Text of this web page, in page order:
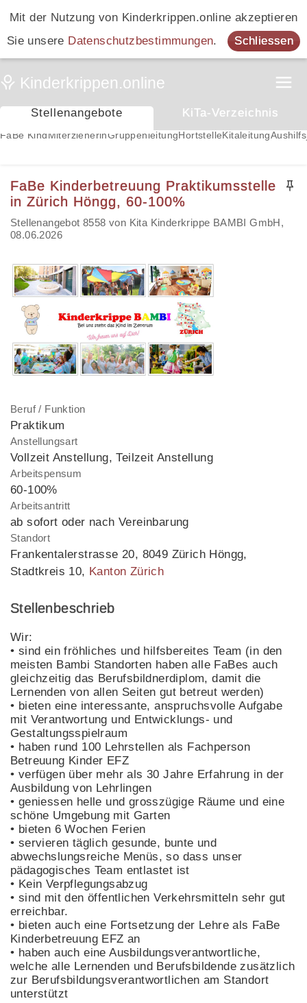
Mit der Nutzung von Kinderkrippen.online akzeptieren
Sie unsere Datenschutzbestimmungen. Schliessen
Stellenangebote KiTa-Verzeichnis
FaBe Kind MiterzieherinGruppenleitung Hortstelle Kitaleitung
FaBe Kinderbetreuung Praktikumsstelle
in Zürich Höngg, 60-100%
Stellenangebot 8558 von Kita Kinderkrippe BAMBI GmbH,
08.06.2026
Beruf / Funktion
Praktikum
Anstellungsart
Vollzeit Anstellung, Teilzeit Anstellung
Arbeitspensum
60-100%
Arbeitsantritt
ab sofort oder nach Vereinbarung
Standort
Frankentalerstrasse 20, 8049 Zürich Höngg,
Stadtkreis 10, Kanton Zürich
Stellenbeschrieb
Wir:
• sind ein fröhliches und hilfsbereites Team (in den
meisten Bambi Standorten haben alle FaBes auch
gleichzeitig das Berufsbildnerdiplom, damit die
Lernenden von allen Seiten gut betreut werden)
• bieten eine interessante, anspruchsvolle Aufgabe
mit Verantwortung und Entwicklungs- und
Gestaltungsspielraum
• haben rund 100 Lehrstellen als Fachperson
Betreuung Kinder EFZ
• verfügen über mehr als 30 Jahre Erfahrung in der
Ausbildung von Lehrlingen
• geniessen helle und grosszügige Räume und eine
schöne Umgebung mit Garten
• bieten 6 Wochen Ferien
• servieren täglich gesunde, bunte und
abwechslungsreiche Menüs, so dass unser
pädagogisches Team entlastet ist
• Kein Verpflegungsabzug
• sind mit den öffentlichen Verkehrsmitteln sehr gut
erreichbar.
• bieten auch eine Fortsetzung der Lehre als FaBe
Kinderbetreuung EFZ an
• haben auch eine Ausbildungsverantwortliche,
welche alle Lernenden und Berufsbildende zusätzlich
zur Berufsbildungsverantwortlichen am Standort
unterstützt